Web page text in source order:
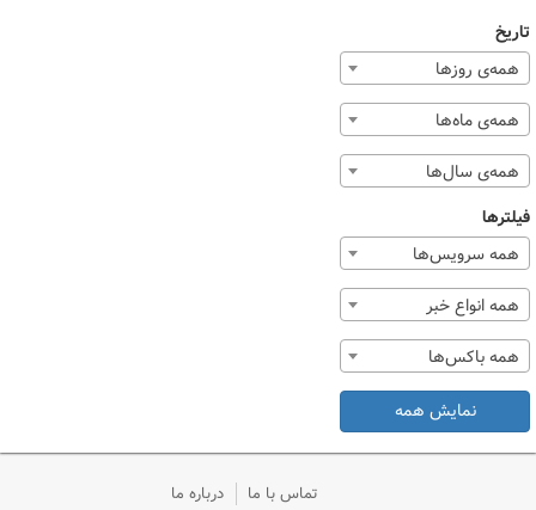
تاریخ
همه‌ی روزها
همه‌ی ماه‌ها
همه‌ی سال‌ها
فیلترها
همه سرویس‌ها
همه انواع خبر
همه باکس‌ها
نمایش همه
تماس با ما درباره ما